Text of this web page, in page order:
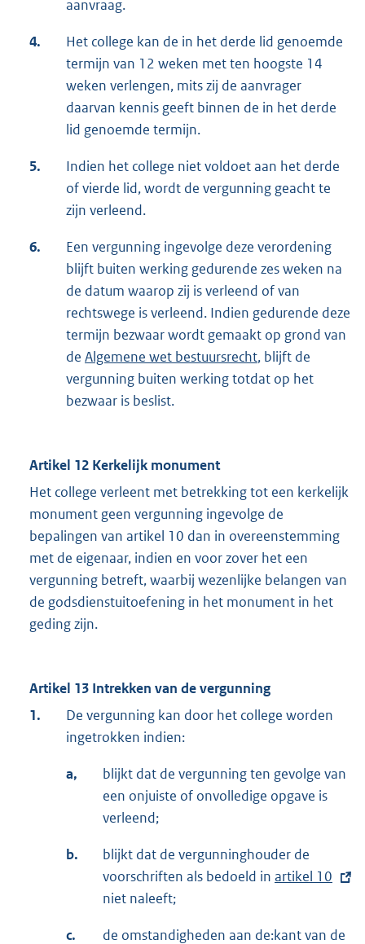
:
aanvraag.
4.
Het college kan de in het derde lid genoemde
termijn van 12 weken met ten hoogste 14
weken verlengen, mits zij de aanvrager
daarvan kennis geeft binnen de in het derde
lid genoemde termijn.
5.
Indien het college niet voldoet aan het derde
of vierde lid, wordt de vergunning geacht te
zijn verleend.
6.
Een vergunning ingevolge deze verordening
blijft buiten werking gedurende zes weken na
de datum waarop zij is verleend of van
rechtswege is verleend. Indien gedurende deze
termijn bezwaar wordt gemaakt op grond van
de Algemene wet bestuursrecht, blijft de
vergunning buiten werking totdat op het
bezwaar is beslist.
Artikel 12 Kerkelijk monument
Het college verleent met betrekking tot een kerkelijk
monument geen vergunning ingevolge de
bepalingen van artikel 10 dan in overeenstemming
met de eigenaar, indien en voor zover het een
vergunning betreft, waarbij wezenlijke belangen van
de godsdienstuitoefening in het monument in het
geding zijn.
Artikel 13 Intrekken van de vergunning
1.
De vergunning kan door het college worden
ingetrokken indien:
a,
blijkt dat de vergunning ten gevolge van
een onjuiste of onvolledige opgave is
verleend;
b.
blijkt dat de vergunninghouder de
voorschriften als bedoeld in E
artikel 10
niet naleeft;
c. de omstandigheden aan de:kant van de